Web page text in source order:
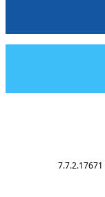
7.7.2.17671